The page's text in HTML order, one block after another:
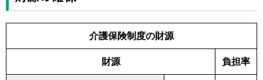
介護保険制度の財源
財源 負担率